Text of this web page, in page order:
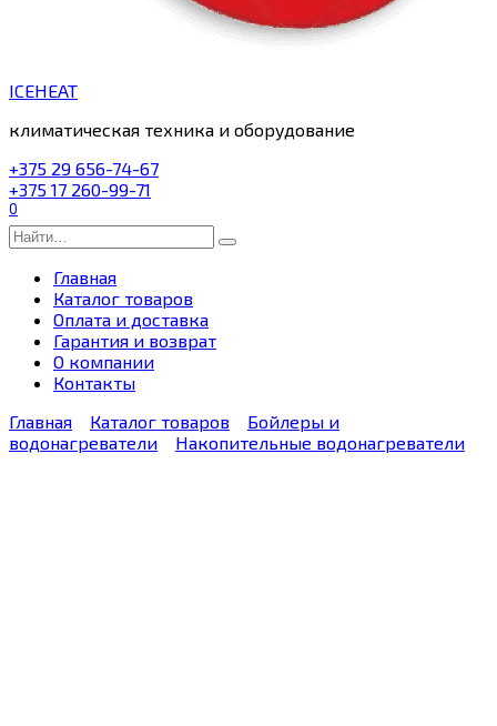
ICEHEAT
климатическая техника и оборудование
+375 29 656-74-67
+375 17 260-99-71
0
Search
for:
Главная
Каталог товаров
Оплата и доставка
Гарантия и возврат
О компании
Контакты
Главная
Каталог товаров
Бойлеры и
водонагреватели
Накопительные водонагреватели